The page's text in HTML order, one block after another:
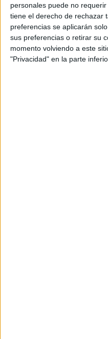
personales puede no
tiene el derecho de rechazar
preferencias se aplicarán
sus preferencias o retirar su
momento volviendo a este
"Privacidad" en la parte
TEMAS: SIGNOS
PREDICCIONES
Comentarios